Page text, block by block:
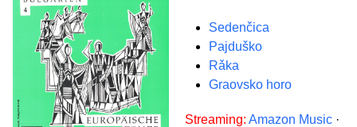
Sedenčica
Pajduško
Rǎka
Graovsko horo
Streaming: Amazon Music ·